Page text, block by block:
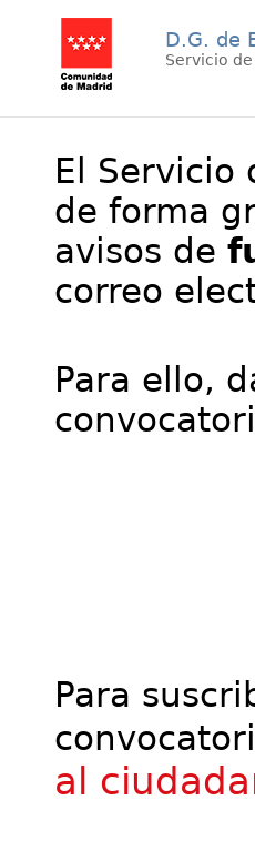
D.G. de
Servicio
El Servicio
de forma
avisos de
correo
Para ello,
Para
al